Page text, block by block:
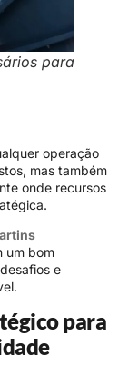
para
operação
mas também
onde recursos
um bom
e
para